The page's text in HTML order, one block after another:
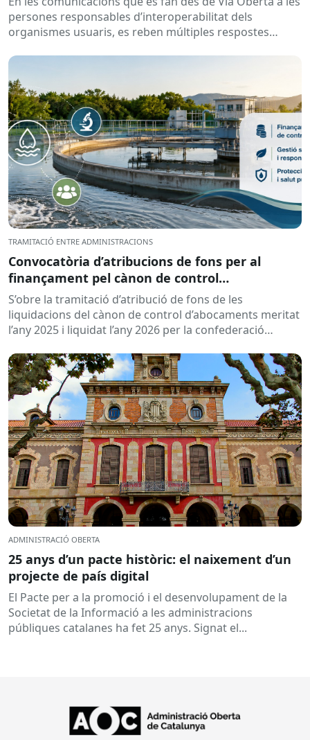
persones responsables d’interoperabilitat dels
organismes usuaris, es reben múltiples respostes
TRAMITACIÓ ENTRE ADMINISTRACIONS
Convocatòria d’atribucions de fons per al
finançament pel cànon de control
d’abocaments meritat l’any 2025 i liquidat l’any
2026
S’obre la tramitació d’atribució de fons de les
liquidacions del cànon de control d’abocaments meritat
l’any 2025 i liquidat l’any 2026 per la confederació
ADMINISTRACIÓ OBERTA
25 anys d’un pacte històric: el naixement d’un
projecte de país digital
El Pacte per a la promoció i el desenvolupament de la
Societat de la Informació a les administracions
públiques catalanes ha fet 25 anys. Signat el...